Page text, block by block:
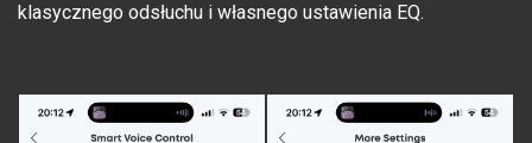
klasycznego odsłuchu i własnego ustawienia EQ.